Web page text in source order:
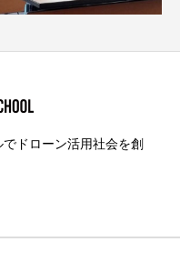
ドローン活用社会を創